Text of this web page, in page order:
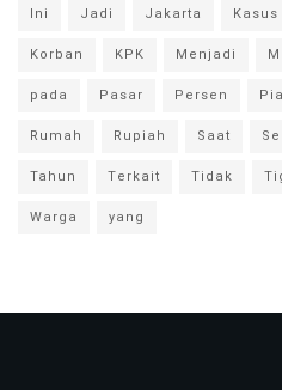
Ini
Jadi Jakarta Kasus
Korban
KPK Menjadi
pada
Pasar Persen
Rumah
Rupiah Saat
Tahun
Terkait Tidak
Warga
yang